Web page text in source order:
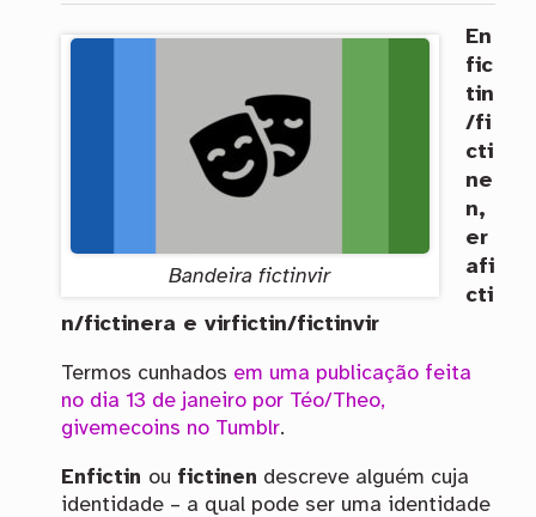
Bandeira fictinvir
En
fic
tin
/fi
cti
ne
n,
er
afi
cti
n/fictinera e virfictin/fictinvir
Termos cunhados em uma publicação feita
no dia 13 de janeiro por Téo/Theo,
givemecoins no Tumblr.
Enfictin ou fictinen descreve alguém cuja
identidade – a qual pode ser uma identidade